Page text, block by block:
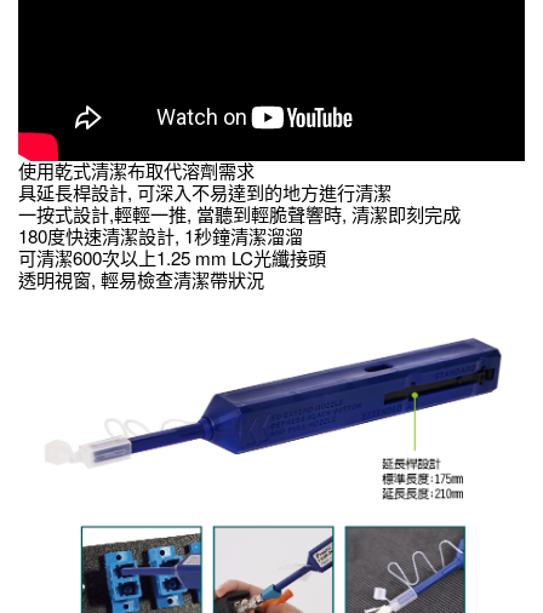
使用乾式清潔布取代溶劑需求
具延長桿設計, 可深入不易達到的地方進行清潔
一按式設計,輕輕一推, 當聽到輕脆聲響時, 清潔即刻完成
180度快速清潔設計, 1秒鐘清潔溜溜
可清潔600次以上1.25 mm LC光纖接頭
透明視窗, 輕易檢查清潔帶狀況